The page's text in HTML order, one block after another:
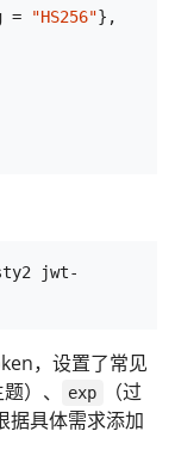
= "HS256"},
jwt-
，设置了常见
题）、 exp
（过
据具体需求添加